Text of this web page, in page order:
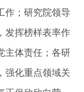
作；研究院领导
发挥榜样表率作
主体责任；各研
强化重点领域关